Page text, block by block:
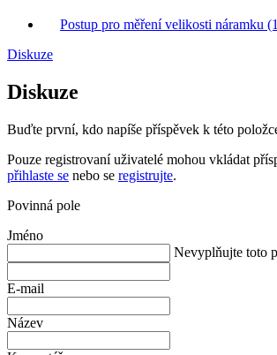
Postup pro měření velikosti náramku
Diskuze
Diskuze
Buďte první, kdo napíše příspěvek k této
Pouze registrovaní uživatelé mohou vkládat
přihlaste se nebo se registrujte.
Povinná pole
Jméno
Nevyplňujte toto
E-mail
Název